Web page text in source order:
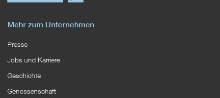
Newsletterformular
Blog
Mehr zum Unternehmen
Presse
Jobs und Karriere
Geschichte
Genossenschaft